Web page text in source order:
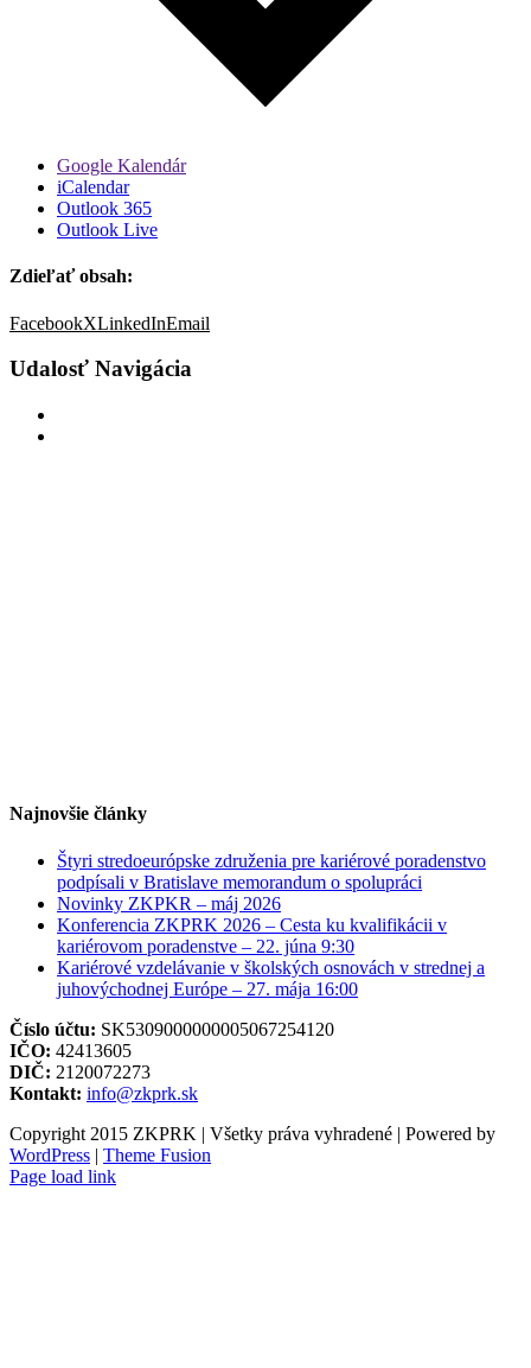
Google Kalendár
iCalendar
Outlook 365
Outlook Live
Zdieľať obsah:
FacebookXLinkedInEmail
Udalosť Navigácia
Najnovšie články
Štyri stredoeurópske združenia pre kariérové poradenstvo
podpísali v Bratislave memorandum o spolupráci
Novinky ZKPKR – máj 2026
Konferencia ZKPRK 2026 – Cesta ku kvalifikácii v
kariérovom poradenstve – 22. júna 9:30
Kariérové vzdelávanie v školských osnovách v strednej a
juhovýchodnej Európe – 27. mája 16:00
Číslo účtu: SK5309000000005067254120
IČO: 42413605
DIČ: 2120072273
Kontakt: info@zkprk.sk
Copyright 2015 ZKPRK | Všetky práva vyhradené | Powered by
WordPress | Theme Fusion
Page load link